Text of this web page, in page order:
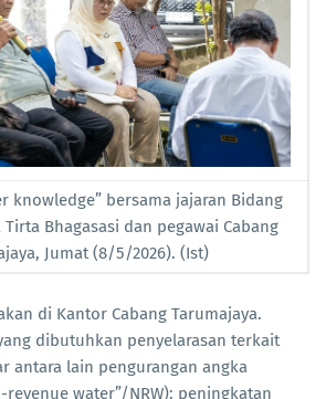
knowledge” bersama jajaran Bidang
Bhagasasi dan pegawai Cabang
Jumat (8/5/2026). (Ist)
di Kantor Cabang Tarumajaya.
dibutuhkan penyelarasan terkait
antara lain pengurangan angka
revenue water”/NRW); peningkatan